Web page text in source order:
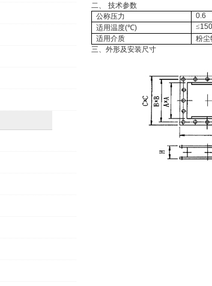
脉冲袋收尘器的结构组成，了解吗 [25-02-
[24-12-
二、
技术参数
公称压力
0.6
适用温度(℃) ≤150
适用介质
粉尘
三、外形及安装尺寸